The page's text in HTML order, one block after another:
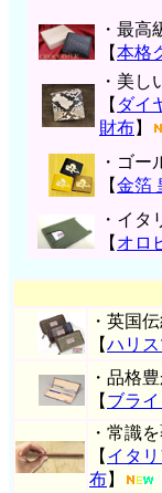
・最
【本格
・美し
【 ダイ
財布】
・ゴー
【金箔
・イタ
【 オロ
・英国
【ハリ
・品格
【 ブラ
・常識
【 イタ
布】